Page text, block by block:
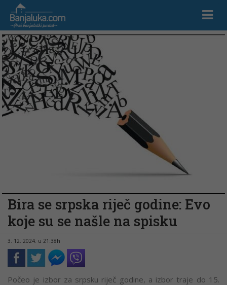
Bira se srpska riječ godine: Evo
koje su se našle na spisku
3. 12. 2024. u 21:38h
Počeo je izbor za srpsku riječ godine, a izbor traje do 15.